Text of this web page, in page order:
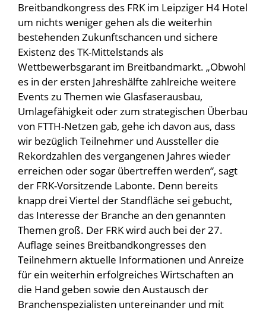
Breitbandkongress des FRK im Leipziger H4 Hotel
um nichts weniger gehen als die weiterhin
bestehenden Zukunftschancen und sichere
Existenz des TK-Mittelstands als
Wettbewerbsgarant im Breitbandmarkt. „Obwohl
es in der ersten Jahreshälfte zahlreiche weitere
Events zu Themen wie Glasfaserausbau,
Umlagefähigkeit oder zum strategischen Überbau
von FTTH-Netzen gab, gehe ich davon aus, dass
wir bezüglich Teilnehmer und Aussteller die
Rekordzahlen des vergangenen Jahres wieder
erreichen oder sogar übertreffen werden“, sagt
der FRK-Vorsitzende Labonte. Denn bereits
knapp drei Viertel der Standfläche sei gebucht,
das Interesse der Branche an den genannten
Themen groß. Der FRK wird auch bei der 27.
Auflage seines Breitbandkongresses den
Teilnehmern aktuelle Informationen und Anreize
für ein weiterhin erfolgreiches Wirtschaften an
die Hand geben sowie den Austausch der
Branchenspezialisten untereinander und mit